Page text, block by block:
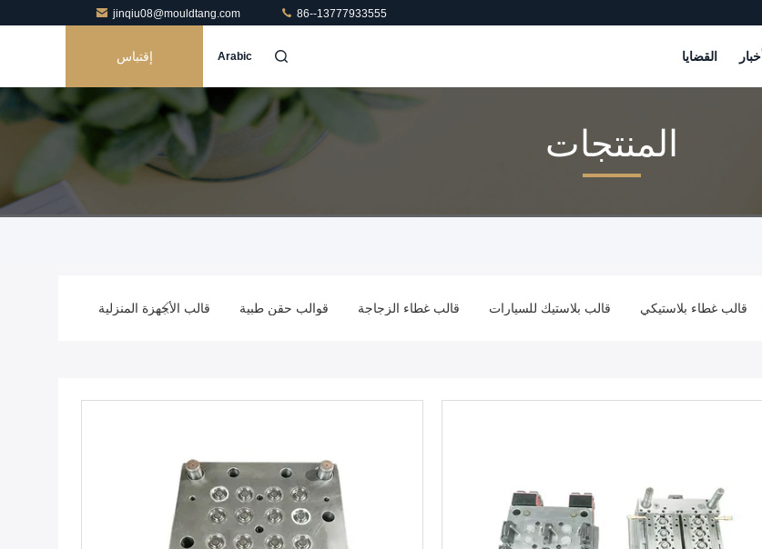
jinqiu08@mouldtang.com 86--13777933555
أخبار القضايا Arabic إقتباس
المنتجات
قالب غطاء بلاستيكي قالب بلاستيك للسيارات قالب غطاء الزجاجة قوالب حقن طبية قالب الأجهزة المنزلية